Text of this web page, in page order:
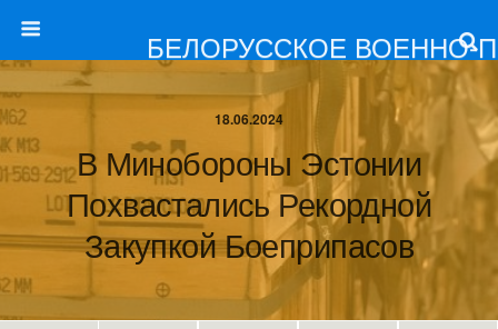
БЕЛОРУССКОЕ ВОЕННО-
18.06.2024
В Минобороны Эстонии
Похвастались Рекордной
Закупкой Боеприпасов